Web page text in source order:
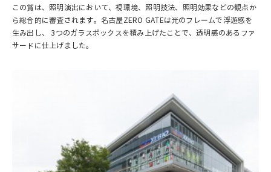
この賞は、照明演出において、視環境、照明技法、照明効果などの観点か
ら総合的に審査されます。名古屋ZERO GATEは光のフレームで浮遊感を
生み出し、 3つのガラスボックスを積み上げたことで、透明感のあるファ
サードに仕上げました。